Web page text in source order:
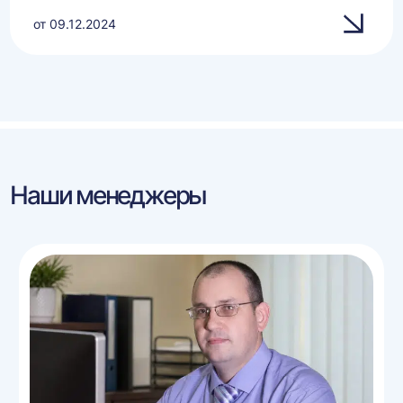
от 09.12.2024
Наши менеджеры